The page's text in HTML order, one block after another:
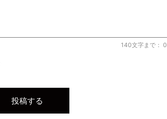
140文字まで：0